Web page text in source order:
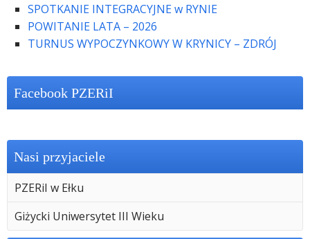
SPOTKANIE INTEGRACYJNE w RYNIE
POWITANIE LATA – 2026
TURNUS WYPOCZYNKOWY W KRYNICY – ZDRÓJ
Facebook PZERiI
Nasi przyjaciele
PZERiI w Ełku
Giżycki Uniwersytet III Wieku